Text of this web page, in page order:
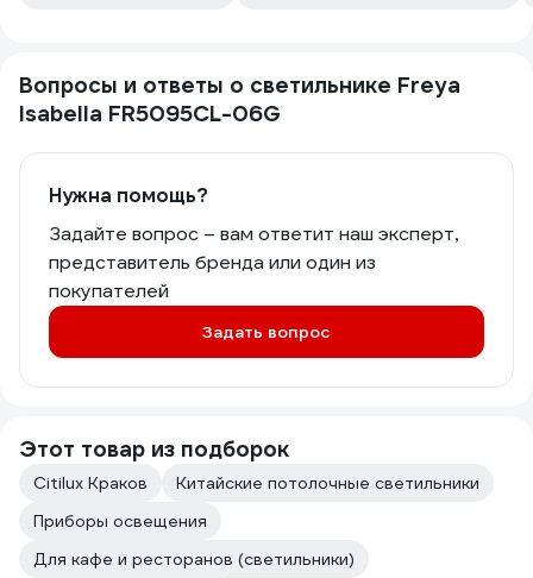
Вопросы и ответы о светильнике Freya
Isabella FR5095CL-06G
Нужна помощь?
Задайте вопрос – вам ответит наш эксперт,
представитель бренда или один из
покупателей
Задать вопрос
Этот товар из подборок
Citilux Краков
Китайские потолочные светильники
Приборы освещения
Для кафе и ресторанов (светильники)